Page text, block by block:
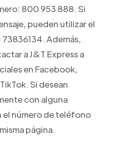
800 953 888. Si
pueden utilizar el
Además,
a J&T Express a
en Facebook,
Si desean
con alguna
el número de teléfono
página.